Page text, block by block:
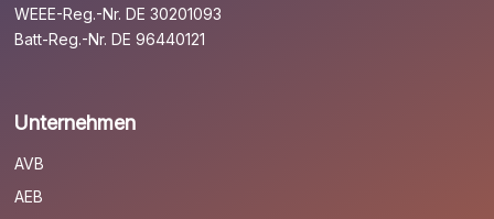
WEEE-Reg.-Nr. DE 30201093
Batt-Reg.-Nr. DE 96440121
Unternehmen
AVB
AEB